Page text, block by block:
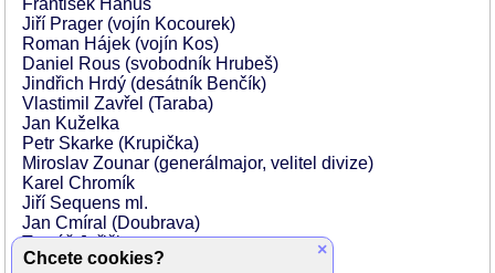
František Hanus
Jiří Prager (vojín Kocourek)
Roman Hájek (vojín Kos)
Daniel Rous (svobodník Hrubeš)
Jindřich Hrdý (desátník Benčík)
Vlastimil Zavřel (Taraba)
Jan Kuželka
Petr Skarke (Krupička)
Miroslav Zounar (generálmajor, velitel divize)
Karel Chromík
Jiří Sequens ml.
Jan Cmíral (Doubrava)
Tomáš Juřička
Roman Skamene
×
Chcete cookies?